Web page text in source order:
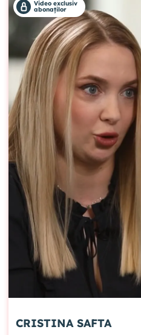
Video exclusiv
abonaților
CRISTINA SAFTA